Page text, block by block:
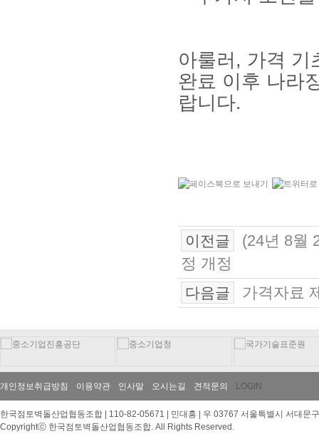
아룰러, 가격 기
완료 이후 나라
랍니다.
이전글
(24년 8월
정 개정
다음글 가격자료
개인정보취급방침 이용약관 인사말 오시는길 견적문의 LOGIN
한국점토벽돌산업협동조합 | 110-82-05671 | 민대홍 | 우 03767 서울특별시 서대
Copyrightⓒ 한국점토벽돌산업협동조합. All Rights Reserved.